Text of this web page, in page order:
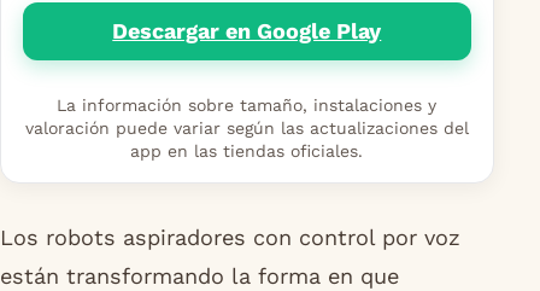
Descargar en Google Play
La información sobre tamaño, instalaciones y
valoración puede variar según las actualizaciones del
app en las tiendas oficiales.
Los robots aspiradores con control por voz
están transformando la forma en que